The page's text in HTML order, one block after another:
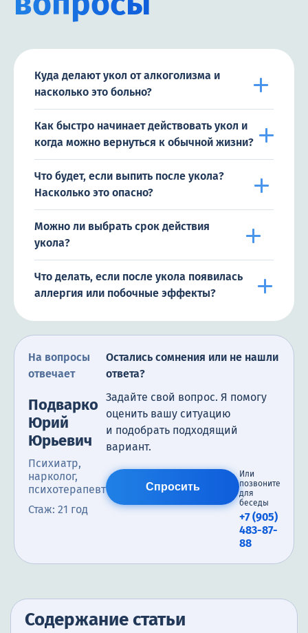
Куда делают укол от алкоголизма и
насколько это больно?
Как быстро начинает действовать укол и
когда можно вернуться к обычной жизни?
Что будет, если выпить после укола?
Насколько это опасно?
Можно ли выбрать срок действия
укола?
Что делать, если после укола появилась
аллергия или побочные эффекты?
На вопросы
отвечает
Подварко
Юрий
Юрьевич
Психиатр,
нарколог,
психотерапевт
Стаж: 21 год
Остались сомнения или не нашли
ответа?
Задайте свой вопрос. Я помогу
оценить вашу ситуацию
и подобрать подходящий
вариант.
Спросить
Или
позвоните
для
беседы
+7 (905)
483-87-
88
Содержание статьи